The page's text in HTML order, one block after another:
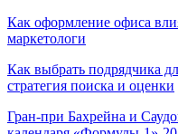
Как оформление офиса
маркетологи
Как выбрать подрядчика
стратегия поиска и оценки
Гран-при Бахрейна и